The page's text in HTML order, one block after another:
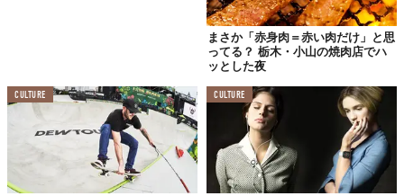
まさか「赤身肉＝赤い肉だけ」と思
ってる？ 栃木・小山の焼肉店でハ
ッとした夜
CULTURE CULTURE